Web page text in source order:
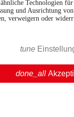
|
information links
- Bar - Catering -
Technologien
und Ausrichtung
verweigern oder
tune
done_all